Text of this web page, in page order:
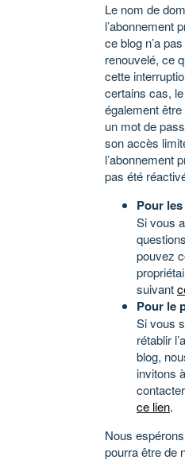
Le nom de
l’abonnement
ce blog n’a
renouvelé, ce
cette
certains cas,
également
un mot de
son accès
l’abonnement
pas été
Pour
Si vous
pouvez
suivant
Pour le
Si vous
rétablir
blog,
invitons
ce lien.
Nous
pourra être de